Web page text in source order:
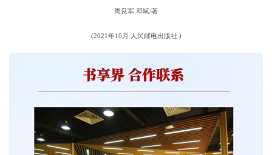
周良军 邓斌/著
(2021年10月 人民邮电出版社 )